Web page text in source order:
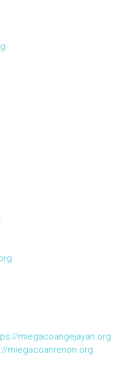
miegacoangejayan.org
miegacoanrenon.org